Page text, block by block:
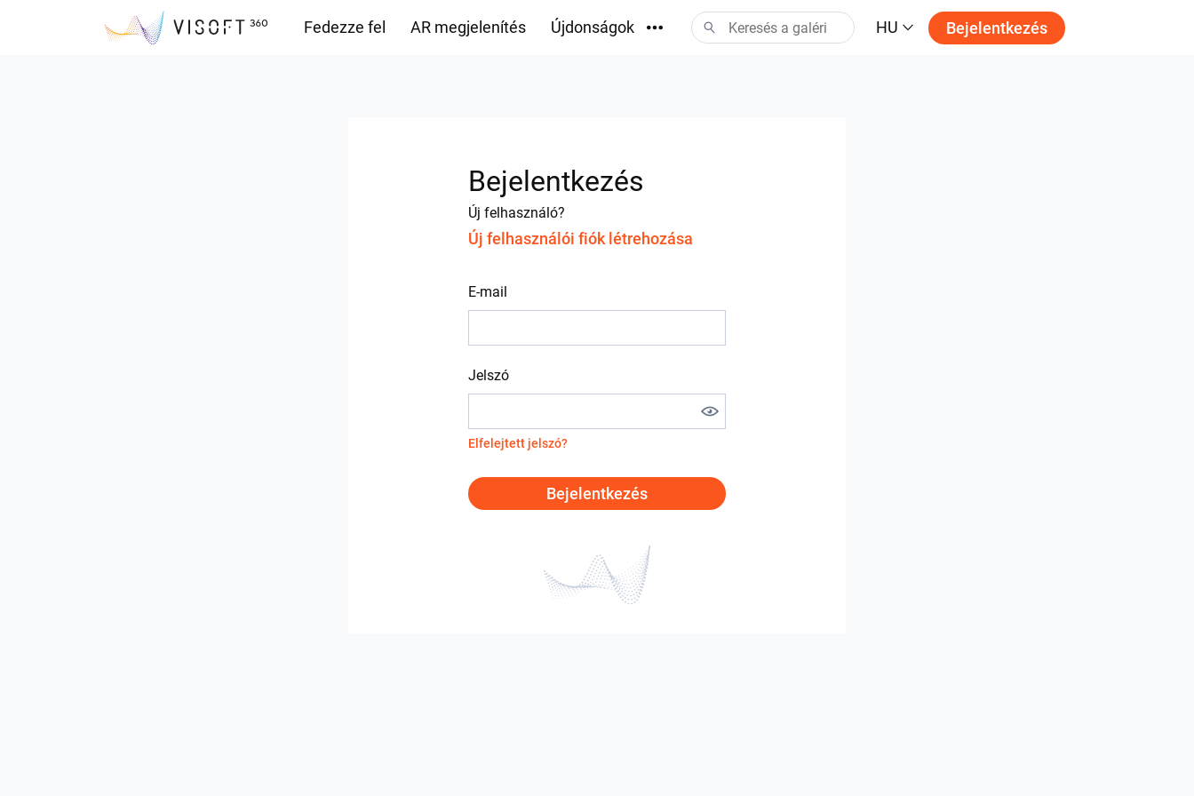
Fedezze fel AR megjelenítés Újdonságok HU Bejelentkezés
Bejelentkezés
Új felhasználó?
Új felhasználói fiók létrehozása
E-mail
Jelszó
Elfelejtett jelszó?
Bejelentkezés